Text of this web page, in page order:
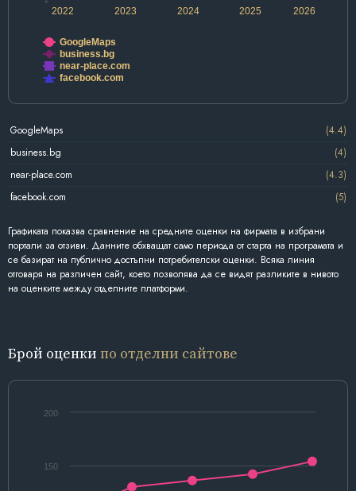
2022 2024 2026
2023 2025
GoogleMaps
business.bg
near-place.com
facebook.com
GoogleMaps
(4.4)
business.bg
(4)
near-place.com
(4.3)
facebook.com
(5)
Графиката показва сравнение на средните оценки на фирмата в избрани
портали за отзиви. Данните обхващат само периода от старта на програмата и
се базират на публично достъпни потребителски оценки. Всяка линия
отговаря на различен сайт, което позволява да се видят разликите в нивото
на оценките между отделните платформи.
Брой оценки по отделни сайтове
150
200